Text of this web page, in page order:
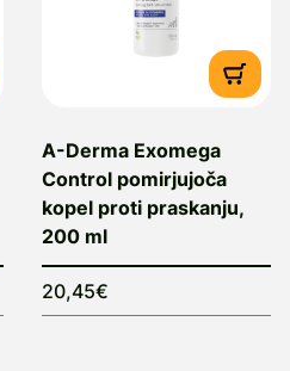
A-Derma Exomega
Control pomirjujoča
kopel proti praskanju,
200 ml
20,45€